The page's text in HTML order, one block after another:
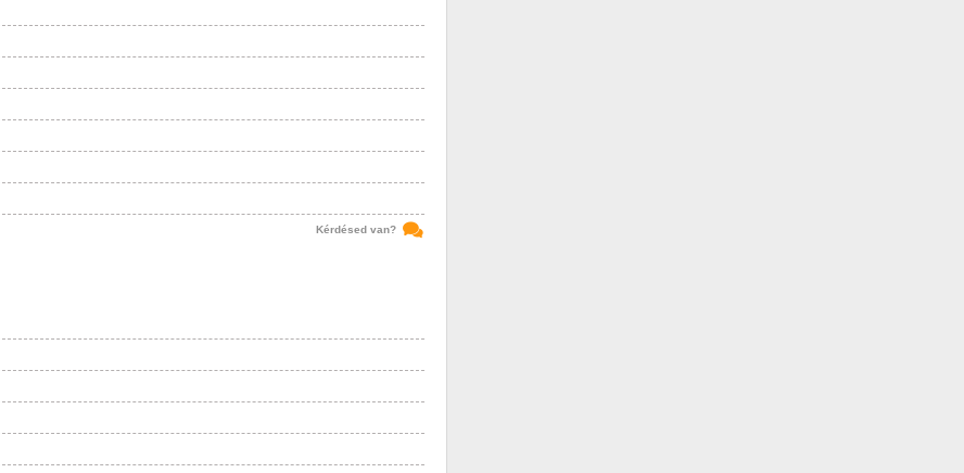
Kérdésed van?